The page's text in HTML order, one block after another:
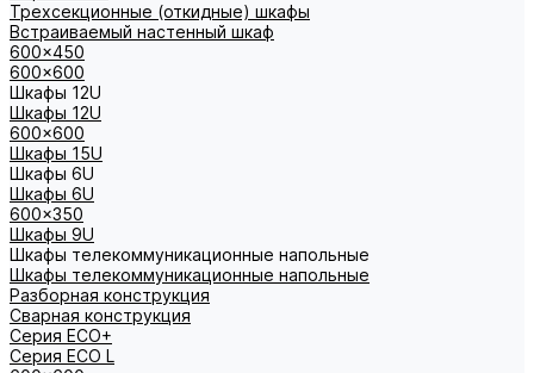
Трехсекционные (откидные) шкафы
Встраиваемый настенный шкаф
600x450
600x600
Шкафы 12U
Шкафы 12U
600x600
Шкафы 15U
Шкафы 6U
Шкафы 6U
600x350
Шкафы 9U
Шкафы телекоммуникационные напольные
Шкафы телекоммуникационные напольные
Разборная конструкция
Сварная конструкция
Серия ECO+
Серия ECO L